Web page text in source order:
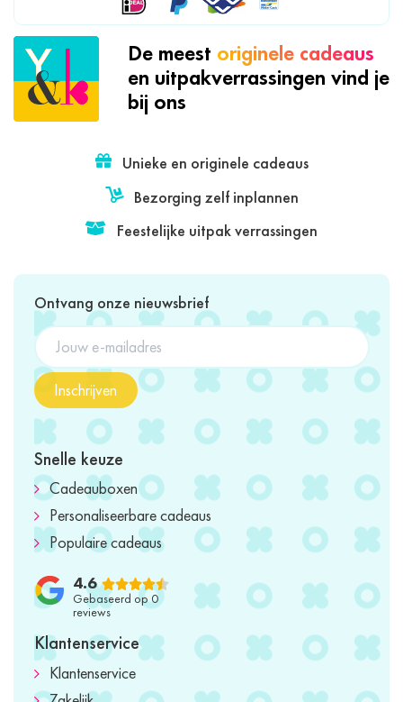
De meest originele cadeaus
en uitpakverrassingen vind je
bij ons
Unieke en originele cadeaus
Bezorging zelf inplannen
Feestelijke uitpak verrassingen
Ontvang onze nieuwsbrief
Inschrijven
Snelle keuze
Cadeauboxen
Personaliseerbare cadeaus
Populaire cadeaus
4.6
Gebaseerd op 0
reviews
Klantenservice
Klantenservice